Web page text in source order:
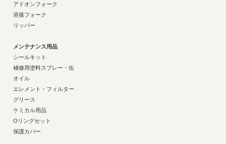
アドオンフォーク
溶接フォーク
リッパー
メンテナンス用品
シールキット
補修用塗料スプレー・缶
オイル
エレメント・フィルター
グリース
ケミカル用品
Oリングセット
保護カバー